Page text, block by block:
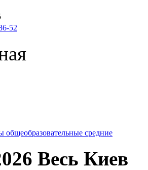
52
средние
Весь Киев